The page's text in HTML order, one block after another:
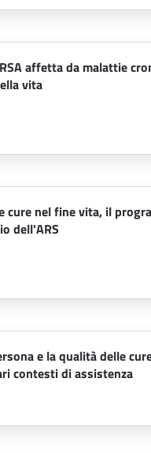
affetta da malattie
vita
cure nel fine vita, il
dell'ARS
e la qualità delle
contesti di assistenza